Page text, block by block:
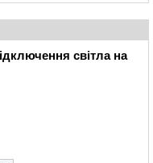
світла на